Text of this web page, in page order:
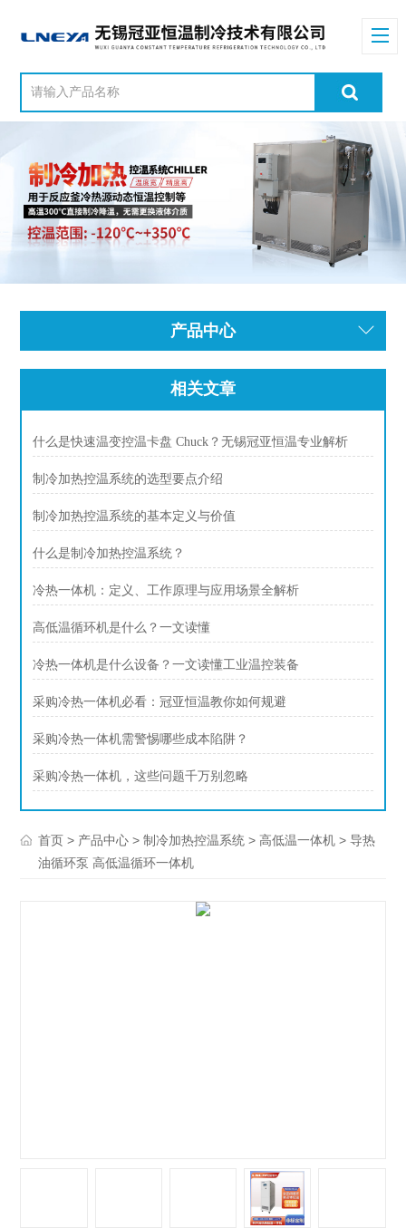
产品中心
相关文章
什么是快速温变控温卡盘 Chuck？无锡冠亚恒温专业解析
制冷加热控温系统的选型要点介绍
制冷加热控温系统的基本定义与价值
什么是制冷加热控温系统？
冷热一体机：定义、工作原理与应用场景全解析
高低温循环机是什么？一文读懂
冷热一体机是什么设备？一文读懂工业温控装备
采购冷热一体机必看：冠亚恒温教你如何规避
采购冷热一体机需警惕哪些成本陷阱？
采购冷热一体机，这些问题千万别忽略
首页 > 产品中心 >制冷加热控温系统 >高低温一体机 > 导热
油循环泵 高低温循环一体机